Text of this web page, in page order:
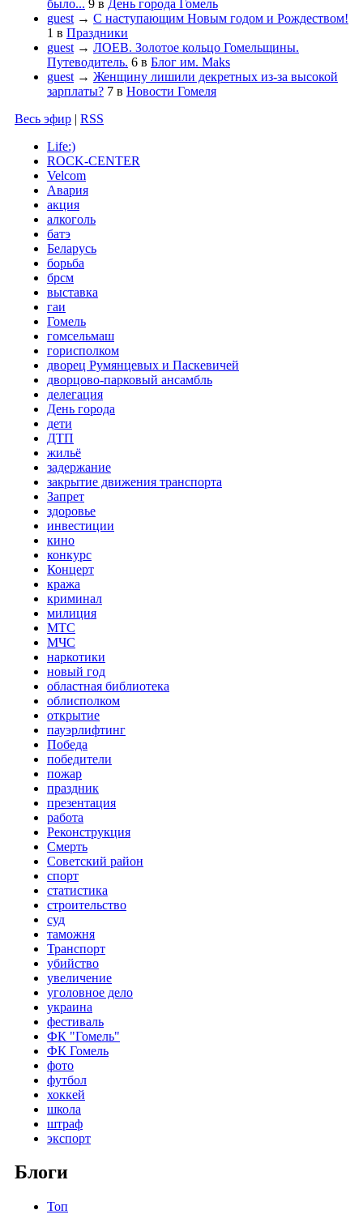
было... 9 в День города Гомель
guest → С наступающим Новым годом и Рождеством!
1 в Праздники
guest → ЛОЕВ. Золотое кольцо Гомельщины.
Путеводитель. 6 в Блог им. Maks
guest → Женщину лишили декретных из-за высокой
зарплаты? 7 в Новости Гомеля
Весь эфир | RSS
Life:)
ROCK-CENTER
Velcom
Авария
акция
алкоголь
батэ
Беларусь
борьба
брсм
выставка
гаи
Гомель
гомсельмаш
горисполком
дворец Румянцевых и Паскевичей
дворцово-парковый ансамбль
делегация
День города
дети
ДТП
жильё
задержание
закрытие движения транспорта
Запрет
здоровье
инвестиции
кино
конкурс
Концерт
кража
криминал
милиция
МТС
МЧС
наркотики
новый год
областная библиотека
облисполком
открытие
пауэрлифтинг
Победа
победители
пожар
праздник
презентация
работа
Реконструкция
Смерть
Советский район
спорт
статистика
строительство
суд
таможня
Транспорт
убийство
увеличение
уголовное дело
украина
фестиваль
ФК "Гомель"
ФК Гомель
фото
футбол
хоккей
школа
штраф
экспорт
Блоги
Топ